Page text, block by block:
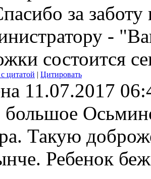
за
-
состоится
цитатой | Цитировать
11.07.2017
большое
Такую
Ребенок